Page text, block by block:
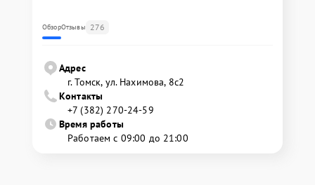
ОбзорОтзывы 276
Адрес
г. Томск, ул. Нахимова, 8с2
Контакты
+7 (382) 270-24-59
Время работы
Работаем с 09:00 до 21:00